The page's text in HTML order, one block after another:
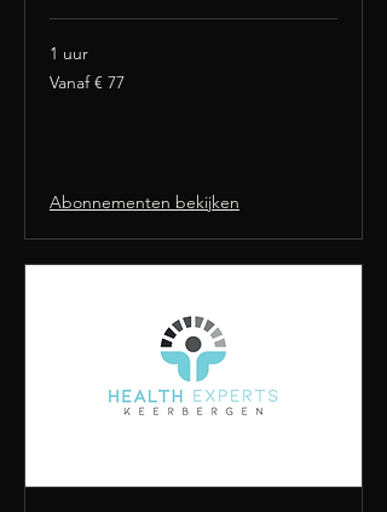
1 uur
Vanaf
77
Vanaf € 77
Abonnementen bekijken